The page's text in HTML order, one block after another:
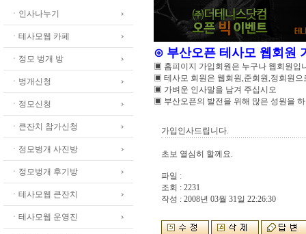
ㆍ인사나누기
ㆍ테사모웹 카페
ㆍ정모 벙개 방
ㆍ벙개신청
ㆍ정모신청
ㆍ큰잔치 참가신청
ㆍ정모벙개 사진방
ㆍ정모벙개 후기방
ㆍ테사모웹 큰잔치
ㆍ테사모웹 운영진
⊙ 부산오픈 테사모 웹회원
▣ 홈피이지 가입회원은 누구나 웹회원입
▣ 테사모 회원은 웹회원,준회원,정회원으
▣ 가벼운 인사말을 남겨 주십시오
▣ 부산오픈의 발전을 위해 많은 성원을
가입인사드립니다.
초보 열심히 할께요.
파일 :
조회 : 2231
작성 : 2008년 03월 31일 22:26:30